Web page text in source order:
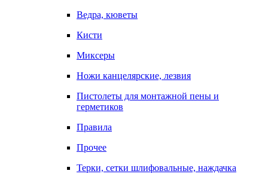
Ведра, кюветы
Кисти
Миксеры
Ножи канцелярские, лезвия
Пистолеты для монтажной пены и
герметиков
Правила
Прочее
Терки, сетки шлифовальные, наждачка